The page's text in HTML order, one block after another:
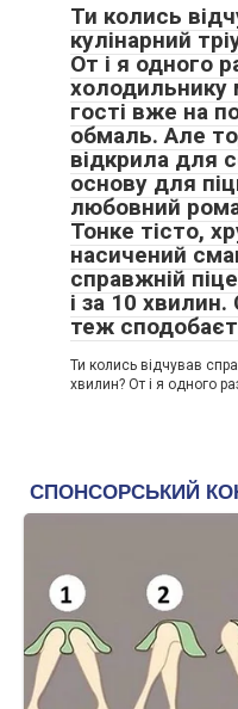
Ти колись
кулінарний
От і я одного
гості вже на
обмаль. Але
відкрила для
основу для
любовний
Тонке тісто,
насичений
справжній
і за 10
теж
Ти колись відчував
хвилин? От і я одного